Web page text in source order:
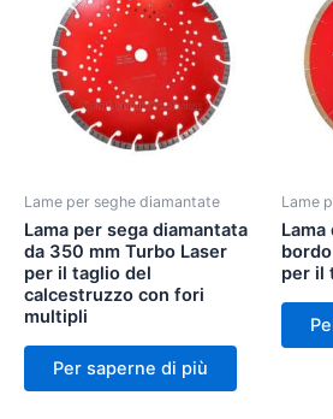
Lame per seghe diamantate
Lama per sega diamantata
da 350 mm Turbo Laser
per il taglio del
calcestruzzo con fori
multipli
Per saperne di più
Lame
per il